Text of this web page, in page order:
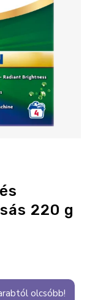
220 g
olcsóbb!